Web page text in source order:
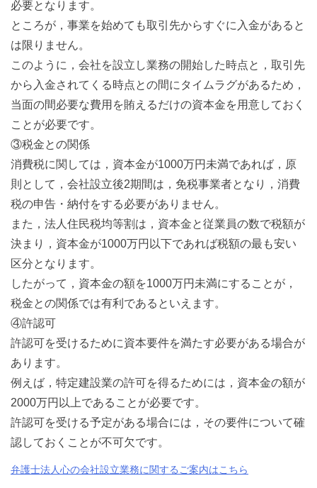
必要となります。
ところが，事業を始めても取引先からすぐに入金があると
は限りません。
このように，会社を設立し業務の開始した時点と，取引先
から入金されてくる時点との間にタイムラグがあるため，
当面の間必要な費用を賄えるだけの資本金を用意しておく
ことが必要です。
③税金との関係
消費税に関しては，資本金が1000万円未満であれば，原
則として，会社設立後2期間は，免税事業者となり，消費
税の申告・納付をする必要がありません。
また，法人住民税均等割は，資本金と従業員の数で税額が
決まり，資本金が1000万円以下であれば税額の最も安い
区分となります。
したがって，資本金の額を1000万円未満にすることが，
税金との関係では有利であるといえます。
④許認可
許認可を受けるために資本要件を満たす必要がある場合が
あります。
例えば，特定建設業の許可を得るためには，資本金の額が
2000万円以上であることが必要です。
許認可を受ける予定がある場合には，その要件について確
認しておくことが不可欠です。
弁護士法人心の会社設立業務に関するご案内はこちら